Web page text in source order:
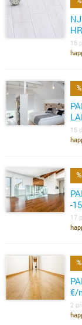
15
15
-
17
€/
2